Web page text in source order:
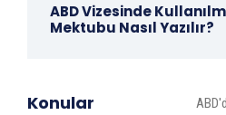
ABD Vizesinde
Mektubu Nasıl Yazılır?
Konular